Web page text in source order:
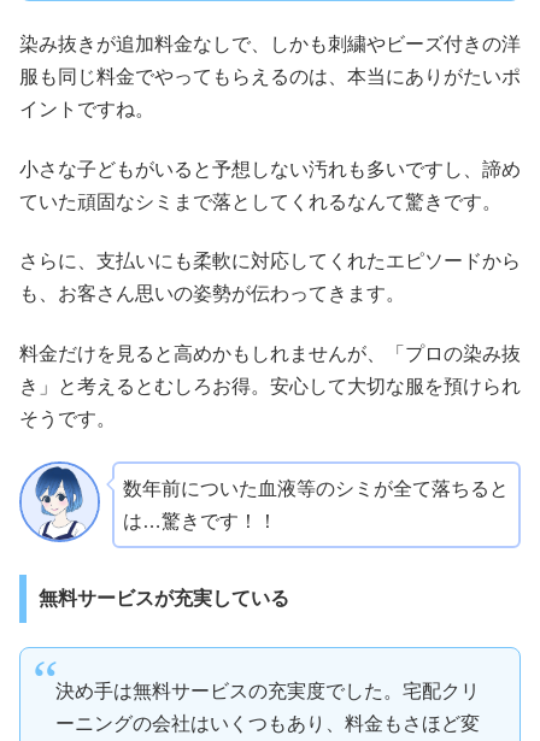
染み抜きが追加料金なしで、しかも刺繍やビーズ付きの洋
服も同じ料金でやってもらえるのは、本当にありがたいポ
イントですね。
小さな子どもがいると予想しない汚れも多いですし、諦め
ていた頑固なシミまで落としてくれるなんて驚きです。
さらに、支払いにも柔軟に対応してくれたエピソードから
も、お客さん思いの姿勢が伝わってきます。
料金だけを見ると高めかもしれませんが、「プロの染み抜
き」と考えるとむしろお得。安心して大切な服を預けられ
そうです。
数年前についた血液等のシミが全て落ちると
は…驚きです！！
無料サービスが充実している
決め手は無料サービスの充実度でした。宅配クリ
ーニングの会社はいくつもあり、料金もさほど変